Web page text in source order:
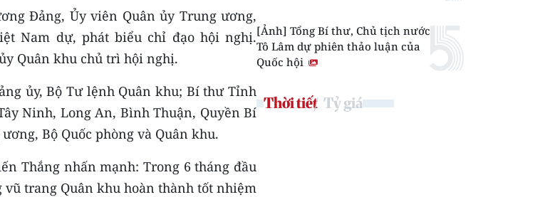
Đảng, Ủy viên Quân ủy Trung ương,
Nam dự, phát biểu chỉ đạo hội nghị.
Quân khu chủ trì hội nghị.
ủy, Bộ Tư lệnh Quân khu; Bí thư Tỉnh
Ninh, Long An, Bình Thuận, Quyền Bí
Bộ Quốc phòng và Quân khu.
Thắng nhấn mạnh: Trong 6 tháng đầu
trang Quân khu hoàn thành tốt nhiệm
[Ảnh] Tổng Bí thư, Chủ tịch nước
Tô Lâm dự phiên thảo luận của
Quốc hội
Thời tiết Tỷ giá